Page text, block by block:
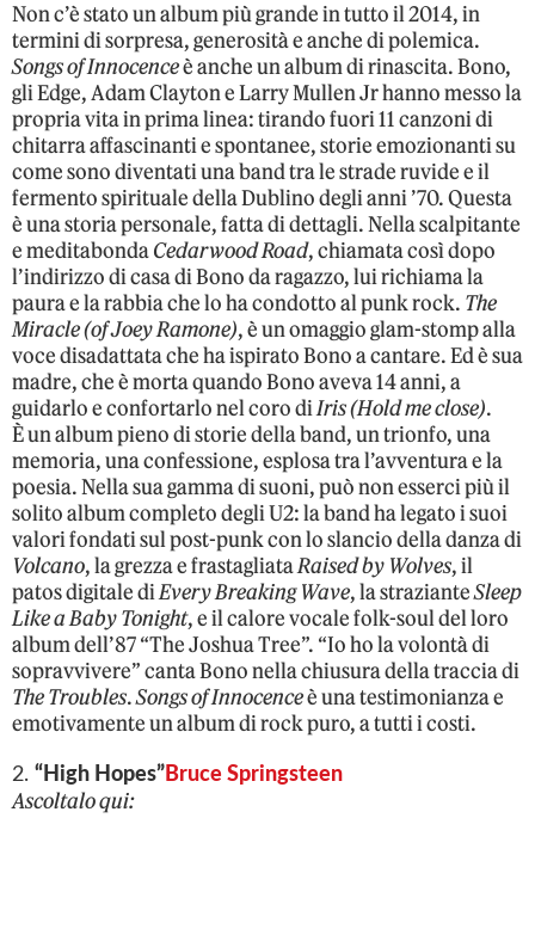
Non c’è stato un album più grande in tutto il 2014, in
termini di sorpresa, generosità e anche di polemica.
Songs of Innocenceè anche un album di rinascita. Bono,
gli Edge, Adam Clayton e Larry Mullen Jr hanno messo la
propria vita in prima linea: tirando fuori 11 canzoni di
chitarra affascinanti e spontanee, storie emozionanti su
come sono diventati una band tra le strade ruvide e il
fermento spirituale della Dublino degli anni ’70. Questa
è una storia personale, fatta di dettagli. Nella scalpitante
e meditabondaCedarwood Road, chiamata così dopo
l’indirizzo di casa di Bono da ragazzo, lui richiama la
paura e la rabbia che lo ha condotto al punk rock. The
Miracle (of Joey Ramone), è un omaggio glam-stomp alla
voce disadattata che ha ispirato Bono a cantare. Ed è sua
madre, che è morta quando Bono aveva 14 anni, a
guidarlo e confortarlo nel coro diIris (Hold me close).
È un album pieno di storie della band, un trionfo, una
memoria, una confessione, esplosa tra l’avventura e la
poesia. Nella sua gamma di suoni, può non esserci più il
solito album completo degli U2: la band ha legato i suoi
valori fondati sul post-punk con lo slancio della danza di
Volcano, la grezza e frastagliataRaised by Wolves, il
patos digitale diEvery Breaking Wave, la strazianteSleep
Like a Baby Tonight, e il calore vocale folk-soul del loro
album dell’87 “The Joshua Tree”. “Io ho la volontà di
sopravvivere” canta Bono nella chiusura della traccia di
The Troubles.Songs of Innocenceè una testimonianza e
emotivamente un album di rock puro, a tutti i costi.
2. “High Hopes” Bruce Springsteen
Ascoltalo qui: